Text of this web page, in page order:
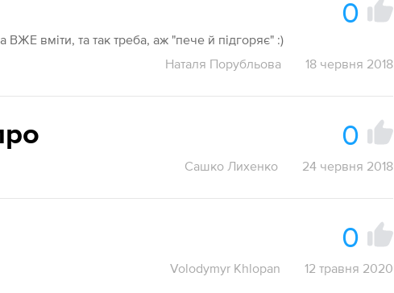
0
ВЖЕ вміти, та так треба, аж "пече й підгоряє" :)
Наталя Порубльова 18 червня 2018
0
Сашко Лихенко 24 червня 2018
0
Volodymyr Khlopan 12 травня 2020